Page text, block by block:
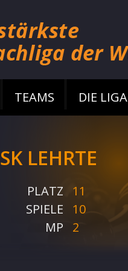
TEAMS DIE LIGA
SK LEHRTE
PLATZ
11
SPIELE
10
MP
2